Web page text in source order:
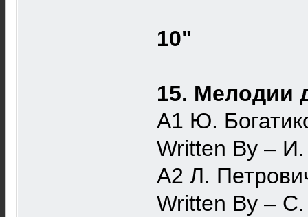
10"
15. Мелодии
A1 Ю.
Written By –
A2 Л.
Written By –